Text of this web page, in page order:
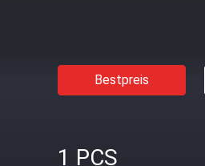
Bestpreis
1 PCS